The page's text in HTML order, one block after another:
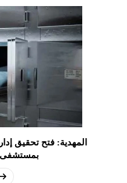
المهدية: فتح تحقيق
بمستشفى